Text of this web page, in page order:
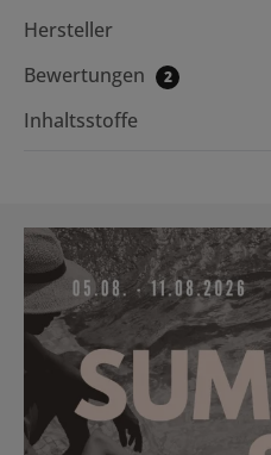
Hersteller
Bewertungen
2
Inhaltsstoffe